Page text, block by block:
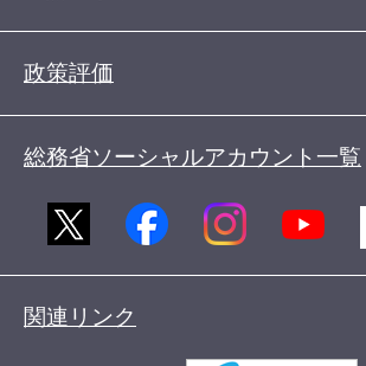
政策評価
総務省ソーシャルアカウント一覧
関連リンク